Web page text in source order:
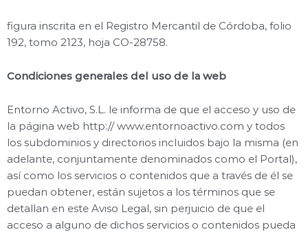
figura inscrita en el Registro Mercantil de Córdoba, folio
192, tomo 2123, hoja CO-28758.
Condiciones generales del uso de la web
Entorno Activo, S.L. le informa de que el acceso y uso de
la página web http:// www.entornoactivo.com y todos
los subdominios y directorios incluidos bajo la misma (en
adelante, conjuntamente denominados como el Portal),
así como los servicios o contenidos que a través de él se
puedan obtener, están sujetos a los términos que se
detallan en este Aviso Legal, sin perjuicio de que el
acceso a alguno de dichos servicios o contenidos pueda